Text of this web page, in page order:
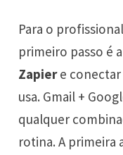
Para o
primeiro passo é
Zapiere conectar
usa. Gmail +
qualquer
rotina. A primeira